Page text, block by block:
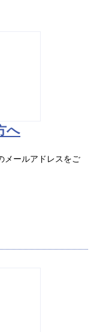
へ
メールアドレスをご